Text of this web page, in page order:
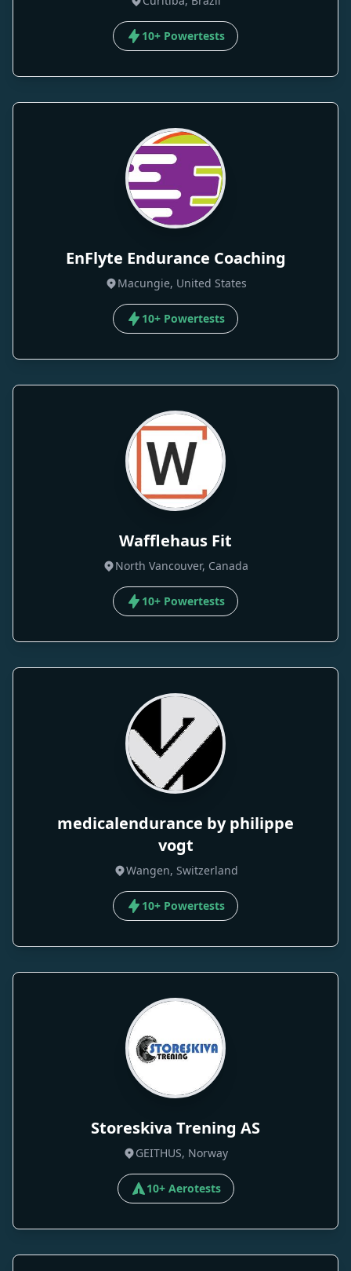
10+ Powertests
EnFlyte Endurance Coaching
Macungie, United States
10+ Powertests
Wafflehaus Fit
North Vancouver, Canada
10+ Powertests
medicalendurance by philippe
vogt
Wangen, Switzerland
10+ Powertests
Storeskiva Trening AS
GEITHUS, Norway
10+ Aerotests